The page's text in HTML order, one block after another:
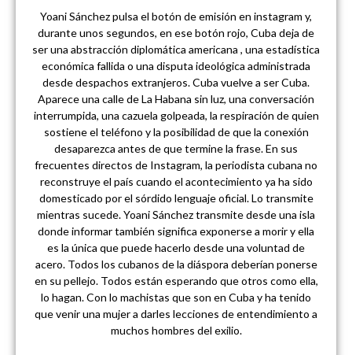
Yoani Sánchez pulsa el botón de emisión en instagram y,
durante unos segundos, en ese botón rojo, Cuba deja de
ser una abstracción diplomática americana , una estadística
económica fallida o una disputa ideológica administrada
desde despachos extranjeros. Cuba vuelve a ser Cuba.
Aparece una calle de La Habana sin luz, una conversación
interrumpida, una cazuela golpeada, la respiración de quien
sostiene el teléfono y la posibilidad de que la conexión
desaparezca antes de que termine la frase. En sus
frecuentes directos de Instagram, la periodista cubana no
reconstruye el país cuando el acontecimiento ya ha sido
domesticado por el sórdido lenguaje oficial. Lo transmite
mientras sucede. Yoani Sánchez transmite desde una isla
donde informar también significa exponerse a morir y ella
es la única que puede hacerlo desde una voluntad de
acero. Todos los cubanos de la diáspora deberían ponerse
en su pellejo. Todos están esperando que otros como ella,
lo hagan. Con lo machistas que son en Cuba y ha tenido
que venir una mujer a darles lecciones de entendimiento a
muchos hombres del exilio.